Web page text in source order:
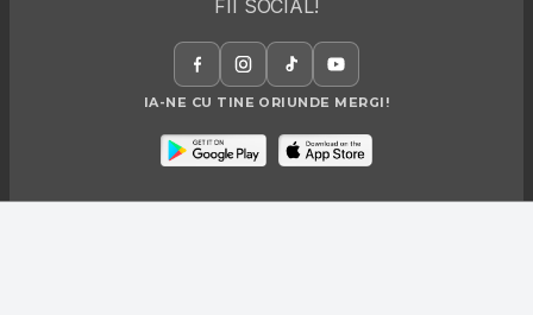
FII SOCIAL!
IA-NE CU TINE ORIUNDE MERGI!